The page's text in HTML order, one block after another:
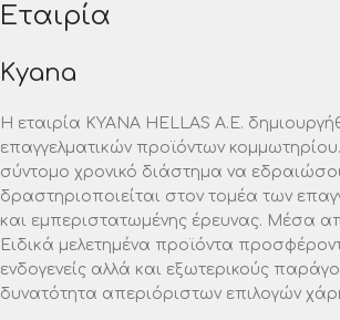
Εταιρία
Kyana
Η εταιρία ΚΥΑΝΑ HELLAS A.E.
επαγγελματικών προϊόντων
σύντομο χρονικό διάστημα να
δραστηριοποιείται στον τομέα των
και εμπεριστατωμένης έρευνας. Μέσα
Ειδικά μελετημένα προϊόντα
ενδογενείς αλλά και εξωτερικούς
δυνατότητα απεριόριστων επιλογών